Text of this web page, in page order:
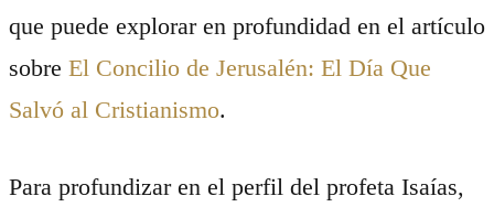
que puede explorar en profundidad en el artículo
sobre El Concilio de Jerusalén: El Día Que
Salvó al Cristianismo.
Para profundizar en el perfil del profeta Isaías,